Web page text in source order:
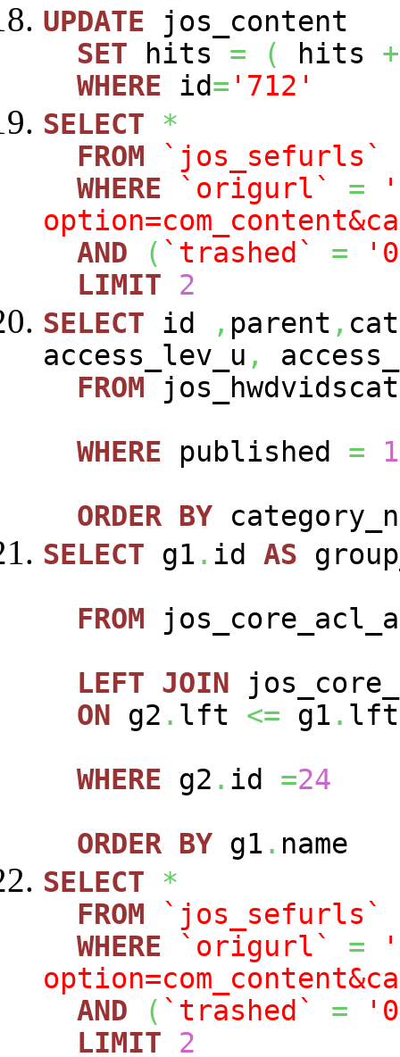
UPDATE jos_content
SET hits = ( hits +
WHERE id= '712'
SELECT
*
FROM
`jos_sefurls`
WHERE
`origurl` =
AND
( `trashed` =
LIMIT
2
SELECT id , parent ,
access_lev_u ,
FROM
WHERE published =
1
ORDER BY
SELECT g1 . id AS
FROM
LEFT JOIN
ON g2 . lft <= g1 . lft
WHERE g2 . id =24
ORDER BY g1 . name
SELECT
*
FROM
`jos_sefurls`
WHERE
`origurl` =
AND
( `trashed` =
LIMIT
2